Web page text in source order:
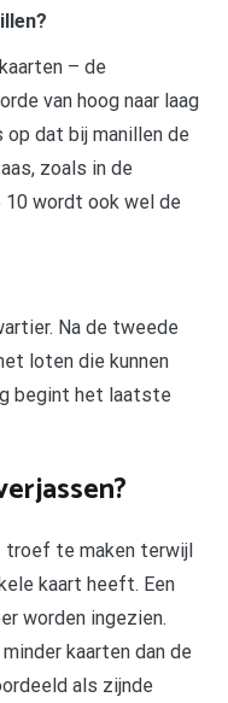
– de
van hoog naar laag
op dat bij manillen de
zoals in de
wordt ook wel de
Na de tweede
loten die kunnen
begint het laatste
troef te maken terwijl
kaart heeft. Een
worden ingezien.
kaarten dan de
als zijnde